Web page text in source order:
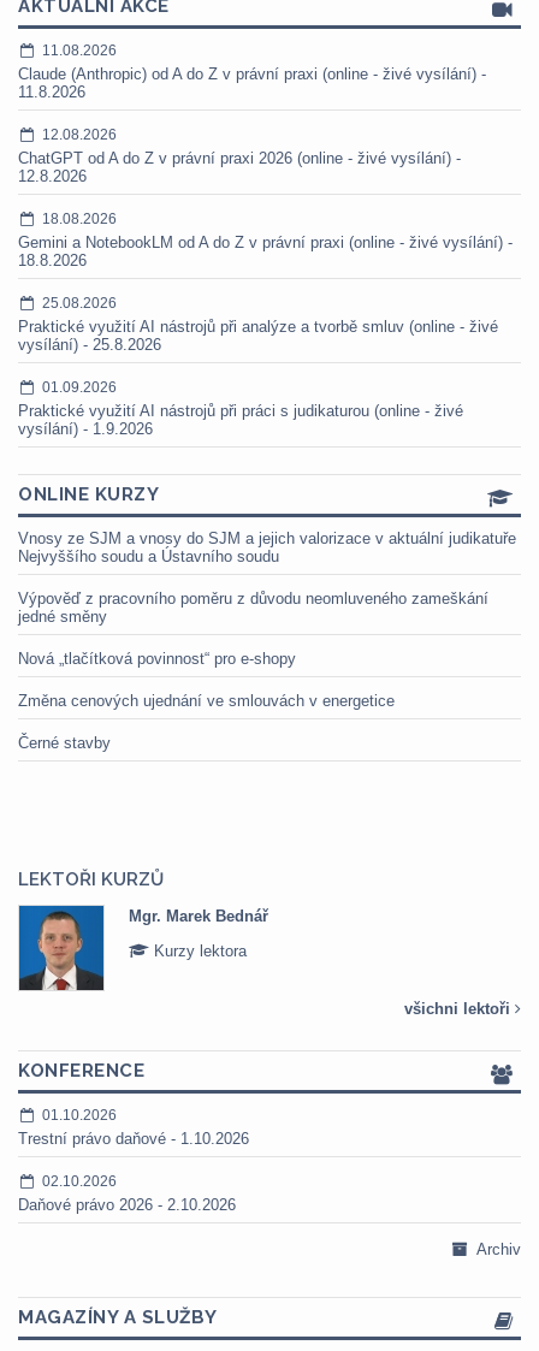
AKTUÁLNÍ AKCE
11.08.2026
Claude (Anthropic) od A do Z v právní praxi (online - živé vysílání) -
11.8.2026
12.08.2026
ChatGPT od A do Z v právní praxi 2026 (online - živé vysílání) -
12.8.2026
18.08.2026
Gemini a NotebookLM od A do Z v právní praxi (online - živé vysílání) -
18.8.2026
25.08.2026
Praktické využití AI nástrojů při analýze a tvorbě smluv (online - živé
vysílání) - 25.8.2026
01.09.2026
Praktické využití AI nástrojů při práci s judikaturou (online - živé
vysílání) - 1.9.2026
ONLINE KURZY
Vnosy ze SJM a vnosy do SJM a jejich valorizace v aktuální judikatuře
Nejvyššího soudu a Ústavního soudu
Výpověď z pracovního poměru z důvodu neomluveného zameškání
jedné směny
Nová „tlačítková povinnost“ pro e-shopy
Změna cenových ujednání ve smlouvách v energetice
Černé stavby
LEKTOŘI KURZŮ
Mgr. Marek Bednář
Kurzy lektora
všichni lektoři
KONFERENCE
01.10.2026
Trestní právo daňové - 1.10.2026
02.10.2026
Daňové právo 2026 - 2.10.2026
Archiv
MAGAZÍNY A SLUŽBY